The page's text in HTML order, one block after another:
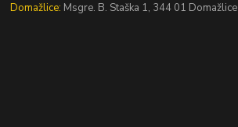
Domažlice: Msgre. B. Staška 1, 344 01 Domažlice